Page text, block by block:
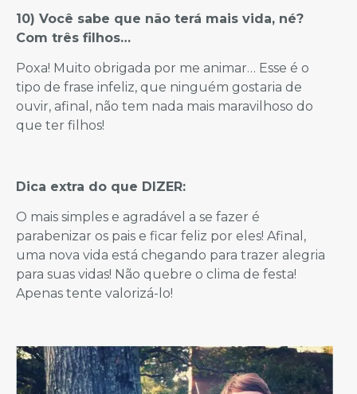
10) Você sabe que não terá mais vida, né?
Com três filhos…
Poxa! Muito obrigada por me animar… Esse é o
tipo de frase infeliz, que ninguém gostaria de
ouvir, afinal, não tem nada mais maravilhoso do
que ter filhos!
Dica extra do que DIZER:
O mais simples e agradável a se fazer é
parabenizar os pais e ficar feliz por eles! Afinal,
uma nova vida está chegando para trazer alegria
para suas vidas! Não quebre o clima de festa!
Apenas tente valorizá-lo!